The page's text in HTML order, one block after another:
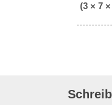
(3 × 7